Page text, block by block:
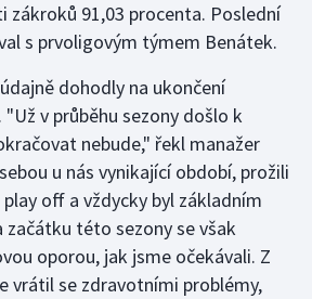
zákroků 91,03 procenta. Poslední
s prvoligovým týmem Benátek.
dohodly na ukončení
v průběhu sezony došlo k
nebude," řekl manažer
u nás vynikající období, prožili
off a vždycky byl základním
této sezony se však
oporou, jak jsme očekávali. Z
vrátil se zdravotními problémy,